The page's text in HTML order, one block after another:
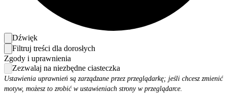
Dźwięk
Filtruj treści dla dorosłych
Zgody i uprawnienia
Zezwalaj na niezbędne ciasteczka
Ustawienia uprawnień są zarządzane przez przeglądarkę; jeśli chcesz zmienić
motyw, możesz to zrobić w ustawieniach strony w przeglądarce.